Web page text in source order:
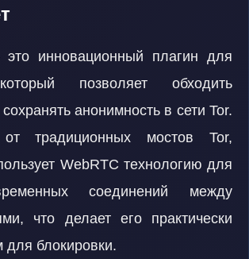
инновационный плагин для
позволяет обходить
анонимность в сети Tor.
традиционных мостов Tor,
WebRTC технологию для
соединений между
что делает его практически
блокировки.